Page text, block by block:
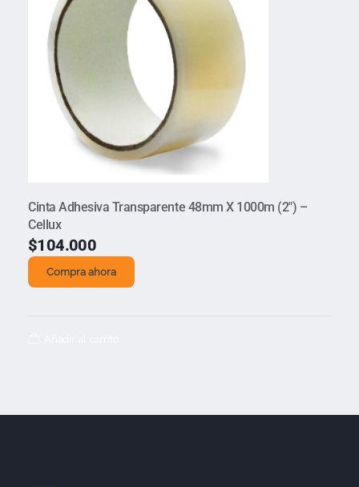
Cinta Adhesiva Transparente 48mm X 1000m (2″) –
Cellux
$104.000
Compra ahora